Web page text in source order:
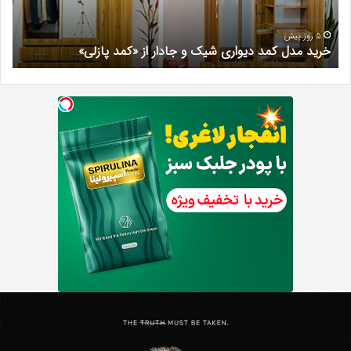
از
«کمد
پازلی»
5 روز پیش
خرید مدل کمد دیواری شیک و جادار از «کمد پازلی»